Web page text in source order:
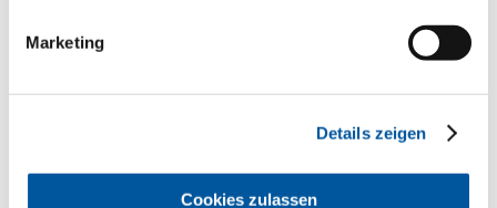
Marketing
Details zeigen
Cookies zulassen
Ihre Mitteilung